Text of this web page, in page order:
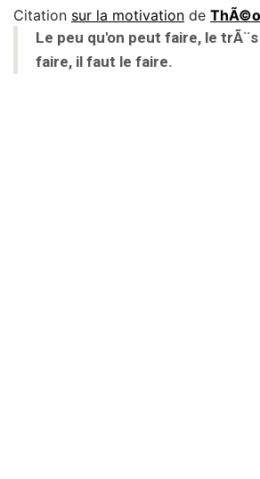
Citation sur la motivation de
Le peu qu'on peut faire, le
faire, il faut le faire.